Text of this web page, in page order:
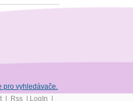
| Rss | LogIn |